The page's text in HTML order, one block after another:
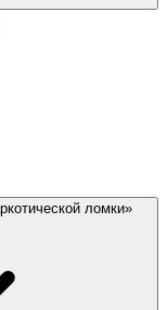
ломки»